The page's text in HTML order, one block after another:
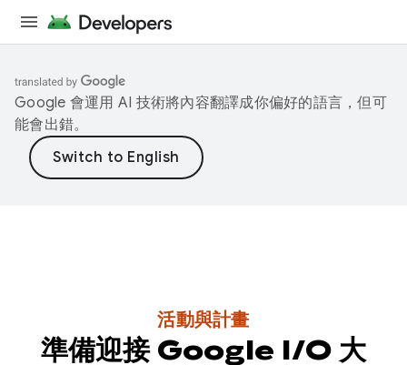
Google 會運用 AI 技術將內容翻譯成你偏好的語言，但可
能會出錯。
活動與計畫
準備迎接 Google I/O 大